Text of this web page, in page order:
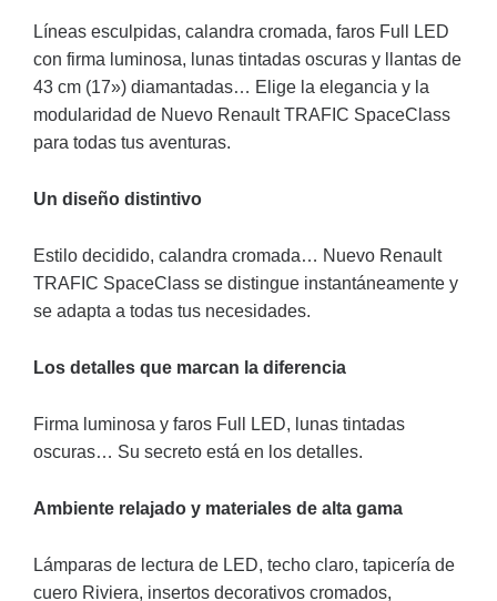
Líneas esculpidas, calandra cromada, faros Full LED
con firma luminosa, lunas tintadas oscuras y llantas de
43 cm (17») diamantadas… Elige la elegancia y la
modularidad de Nuevo Renault TRAFIC SpaceClass
para todas tus aventuras.
Un diseño distintivo
Estilo decidido, calandra cromada… Nuevo Renault
TRAFIC SpaceClass se distingue instantáneamente y
se adapta a todas tus necesidades.
Los detalles que marcan la diferencia
Firma luminosa y faros Full LED, lunas tintadas
oscuras… Su secreto está en los detalles.
Ambiente relajado y materiales de alta gama
Lámparas de lectura de LED, techo claro, tapicería de
cuero Riviera, insertos decorativos cromados,